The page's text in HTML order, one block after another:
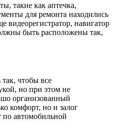
такие как аптечка,
для ремонта находились
видеорегистратор, навигатор
быть расположены так,
чтобы все
но при этом не
организованный
комфорт, но и залог
по автомобильной